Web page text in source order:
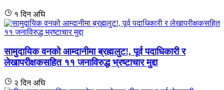
१ दिन अघि
सामुदायिक वनको आम्दानीमा ब्रह्मलुट!, पूर्व पदाधिकारी र
लेखापरीक्षकसहित ११ जनाविरुद्ध भ्रष्टाचार मुद्दा
२ दिन अघि